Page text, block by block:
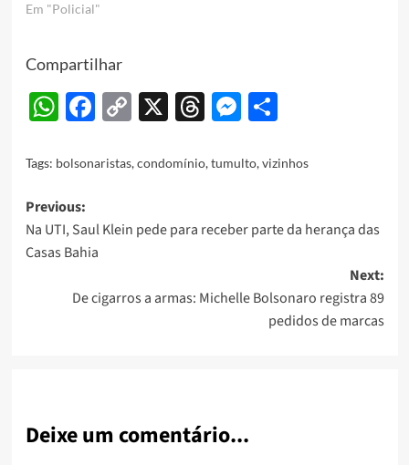
Em "Policial"
Compartilhar
WhatsApp
Facebook
Copy
X Threads
Messenger
Share
Tags: bolsonaristas,condomínio,tumulto,vizinhos
Post
navigation
Previous:
Na UTI, Saul Klein pede para receber parte da herança das
Casas Bahia
Next:
De cigarros a armas: Michelle Bolsonaro registra 89
pedidos de marcas
Deixe um comentário...